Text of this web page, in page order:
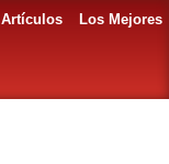
Artículos
Los Mejores